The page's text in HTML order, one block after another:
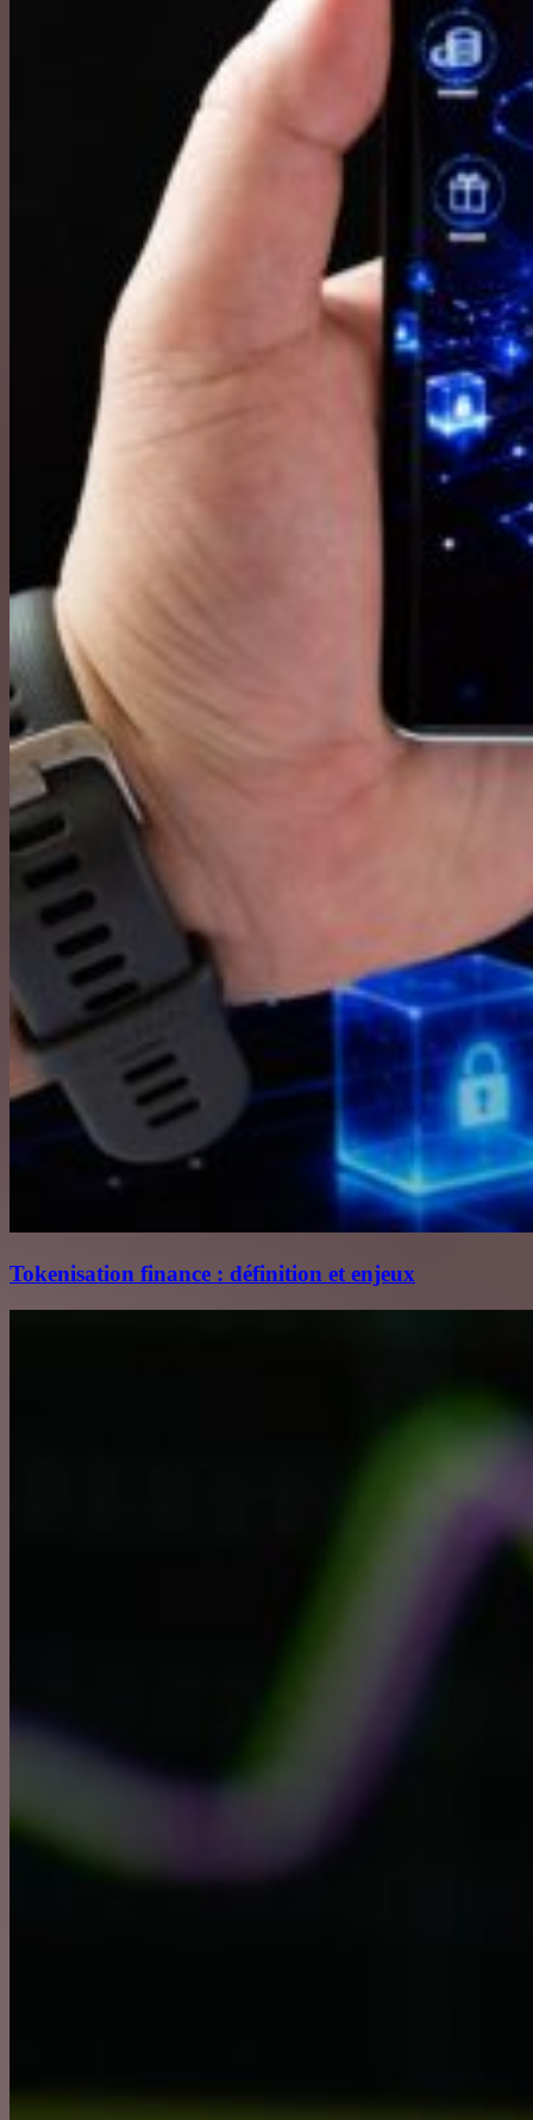
Tokenisation finance : définition et enjeux